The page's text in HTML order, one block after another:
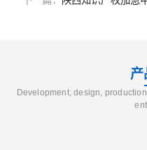
产
Development, design,